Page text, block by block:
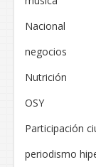
Nacional
negocios
Nutrición
OSY
Participación
periodismo